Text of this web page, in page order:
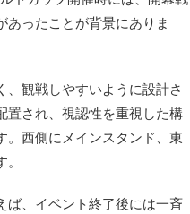
ったことが背景にありま
観戦しやすいように設計さ
置され、視認性を重視した構
。西側にメインスタンド、東
ば、イベント終了後には一斉